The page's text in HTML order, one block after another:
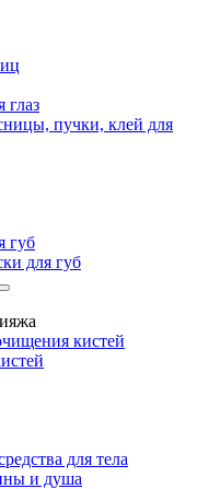
глаз
пучки, клей для
губ
для губ
кистей
для тела
и душа